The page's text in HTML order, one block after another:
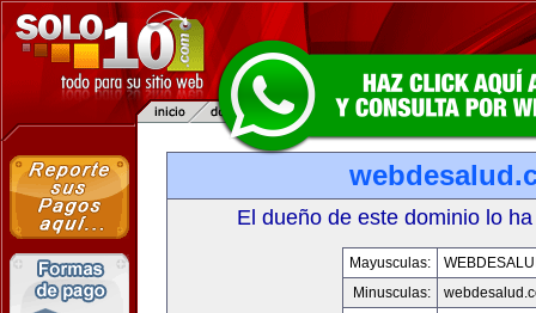
El dueño de este dominio lo
Mayusculas:
Minusculas: